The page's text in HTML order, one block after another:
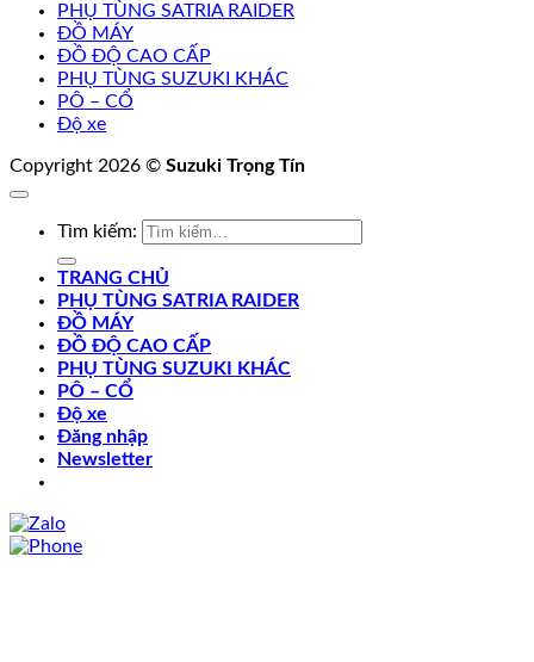
PHỤ TÙNG SATRIA RAIDER
ĐỒ MÁY
ĐỒ ĐỘ CAO CẤP
PHỤ TÙNG SUZUKI KHÁC
PÔ – CỔ
Độ xe
Copyright 2026 © Suzuki Trọng Tín
Tìm kiếm:
TRANG CHỦ
PHỤ TÙNG SATRIA RAIDER
ĐỒ MÁY
ĐỒ ĐỘ CAO CẤP
PHỤ TÙNG SUZUKI KHÁC
PÔ – CỔ
Độ xe
Đăng nhập
Newsletter